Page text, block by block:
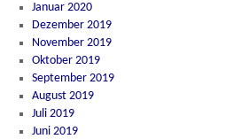
Januar 2020
Dezember 2019
November 2019
Oktober 2019
September 2019
August 2019
Juli 2019
Juni 2019